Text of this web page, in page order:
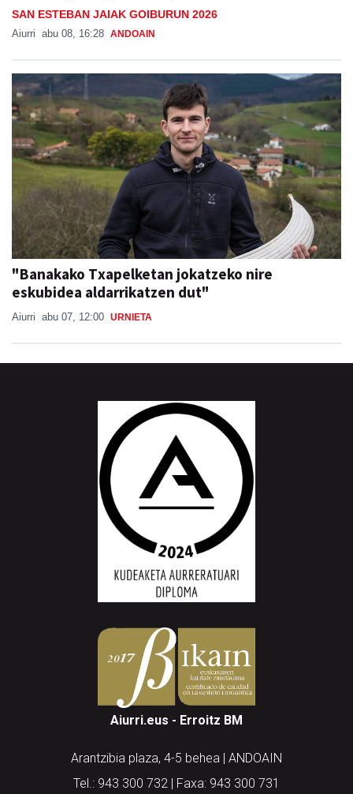
SAN ESTEBAN JAIAK GOIBURUN 2026
Aiurri abu 08, 16:28 ANDOAIN
"Banakako Txapelketan jokatzeko nire
eskubidea aldarrikatzen dut"
Aiurri abu 07, 12:00 URNIETA
Aiurri.eus - Erroitz BM
Arantzibia plaza, 4-5 behea | ANDOAIN
Tel.: 943 300 732 | Faxa: 943 300 731